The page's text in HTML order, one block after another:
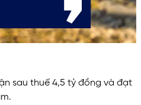
sau thuế 4,5 tỷ đồng và đạt